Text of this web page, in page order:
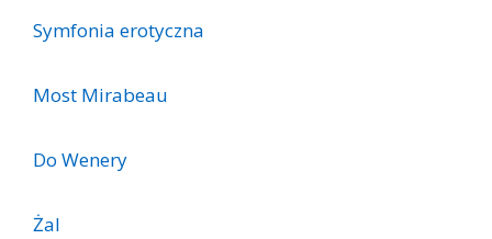
Symfonia erotyczna
Most Mirabeau
Do Wenery
Żal